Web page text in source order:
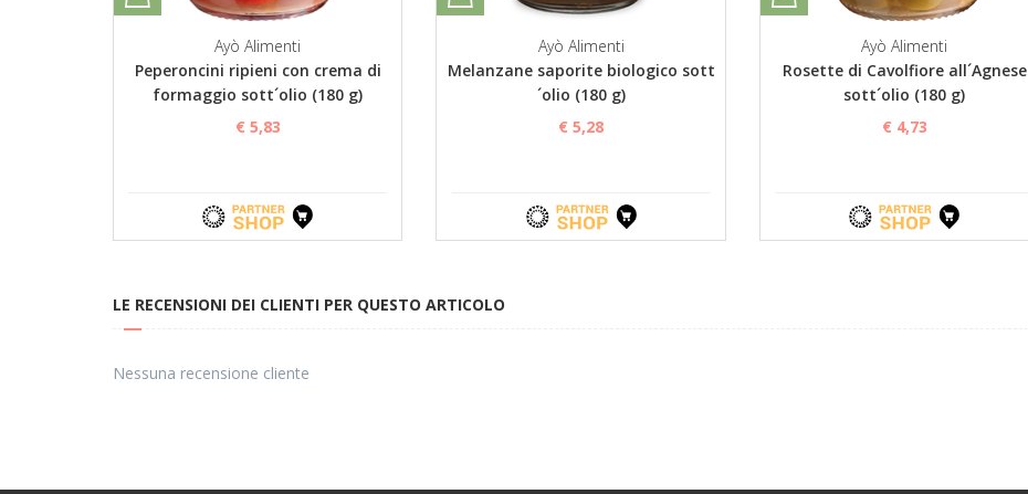
Ayò Alimenti
Peperoncini ripieni con crema di
formaggio sott´olio (180 g)
€ 5,83
Ayò Alimenti
Melanzane saporite biologico sott
´olio (180 g)
€ 5,28
Ayò Alimenti
Rosette di Cavolfiore all´Agnese
sott´olio (180 g)
€ 4,73
LE RECENSIONI DEI CLIENTI PER QUESTO ARTICOLO
Nessuna recensione cliente